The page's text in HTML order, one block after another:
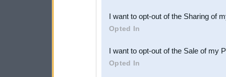
Downstream Participants
third parties.
I want to opt-out of the Sharing of
Opted In
I want to opt-out of the Sale of my
Opted In